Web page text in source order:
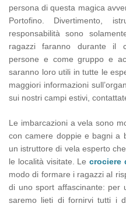
persona di questa magica
Portofino. Divertimento,
responsabilità sono
ragazzi faranno durante il
persone e come gruppo e
saranno loro utili in tutte le
maggiori informazioni
sui nostri campi estivi,
Le imbarcazioni a vela sono
con camere doppie e bagni a
un istruttore di vela esperto
le località visitate. Lecrociere
modo di formare i ragazzi al
di uno sport affascinante: per
saremo lieti di fornirvi tutti i